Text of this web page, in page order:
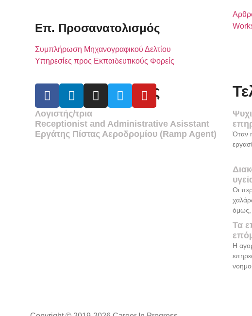
Επ. Προσανατολισμός
Συμπλήρωση Μηχανογραφικού Δελτίου
Υπηρεσίες προς Εκπαιδευτικούς Φορείς
Θέσεις Εργασίας
Λογιστής/τρια
Receptionist and Administrative Asisstant
Εργάτης Πίστας Αεροδρομίου (Ramp Agent)
Όταν
Οι
όμως,
Τα
Η